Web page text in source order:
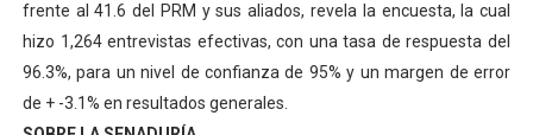
frente al 41.6 del PRM y sus aliados, revela la encuesta, la cual
hizo 1,264 entrevistas efectivas, con una tasa de respuesta del
96.3%, para un nivel de confianza de 95% y un margen de error
de + -3.1% en resultados generales.